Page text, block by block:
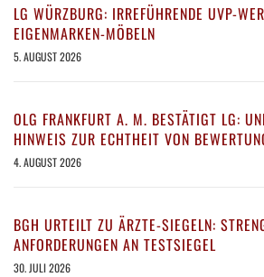
LG WÜRZBURG: IRREFÜHRENDE UVP-
EIGENMARKEN-MÖBELN
5. AUGUST 2026
OLG FRANKFURT A. M. BESTÄTIGT LG:
HINWEIS ZUR ECHTHEIT VON
4. AUGUST 2026
BGH URTEILT ZU ÄRZTE-SIEGELN:
ANFORDERUNGEN AN TESTSIEGEL
30. JULI 2026